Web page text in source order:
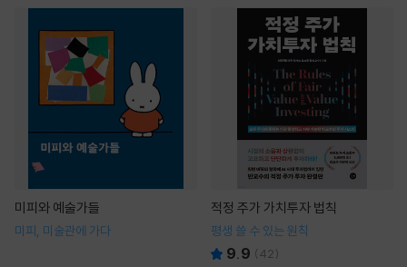
미피와 예술가들
미피, 미술관에 가다
적정 주가 가치투자 법칙
평생 쓸 수 있는 원칙
9.9 (42)